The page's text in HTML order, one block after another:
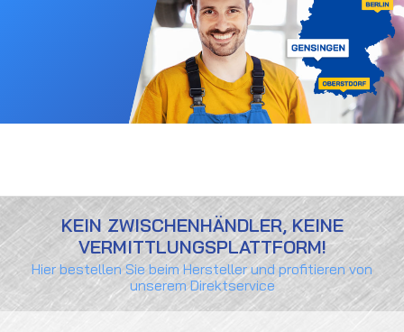
KEIN ZWISCHENHÄNDLER, KEINE
VERMITTLUNGSPLATTFORM!
Hier bestellen Sie beim Hersteller und profitieren von
unserem Direktservice